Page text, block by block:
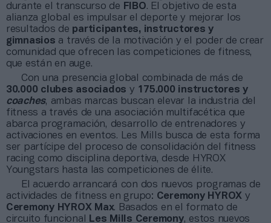
durante el transcurso de FIBO. El objetivo de esta
alianza global es impulsar el deporte y mejorar los
resultados de participantes, instructores y
gimnasios a través de la motivación y el poder de crear
comunidad que ofrecen las competiciones de fitness,
que están en auge.
Con una presencia global combinada de más de
30.000 clubes asociados y 175.000 instructores y
coaches, ambas marcas buscan elevar la industria del
fitness a través de una asociación multifacética que
abarca programación, desarrollo de entrenadores y
activaciones en eventos. Les Mills busca de esta forma
ser partícipe del proceso de consolidación del fitness
racing como disciplina deportiva, desde HYROX
Youngstars hasta las competiciones de élite.
El acuerdo arrancará con dos nuevos programas de
actividades de fitness en grupo: Ceremony HYROX y
Ceremony HYROX Max. Basados en el formato de
circuito funcional
Les Mills Ceremony, estos nuevos